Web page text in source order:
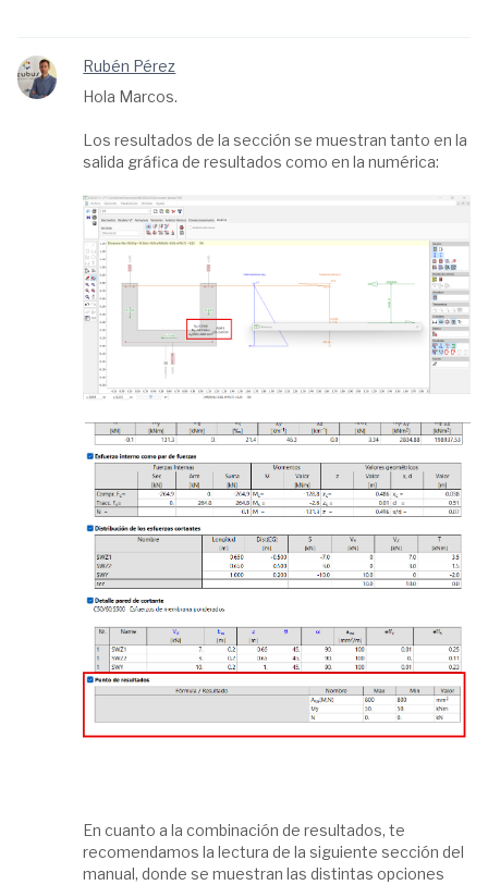
Rubén Pérez
Hola Marcos.
Los resultados de la sección se muestran tanto en la
salida gráfica de resultados como en la numérica:
En cuanto a la combinación de resultados, te
recomendamos la lectura de la siguiente sección del
manual, donde se muestran las distintas opciones